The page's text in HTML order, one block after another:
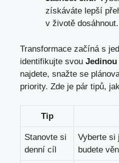
získáváte lepší
v životě dosáhnout.
Transformace začíná s
identifikujte svou Jedinou
najdete, snažte se
priority. Zde je pár tipů,
Tip
Stanovte si
denní cíl
Vyberte si
budete